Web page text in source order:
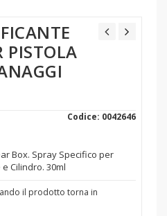
PISTOLA
Codice: 0042646
Box. Spray Specifico per
Cilindro. 30ml
il prodotto torna in